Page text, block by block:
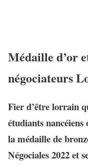
Médaille d’or
négociateurs
Fier d’être lorrain
étudiants
la médaille de
Négociales 2022 et